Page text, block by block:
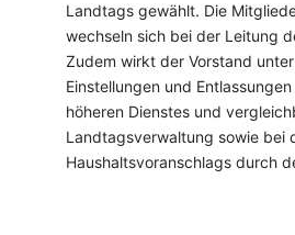
Landtags gewählt. Die
wechseln sich bei der Leitung
Zudem wirkt der Vorstand
Einstellungen und
höheren Dienstes und
Landtagsverwaltung sowie bei
Haushaltsvoranschlags durch